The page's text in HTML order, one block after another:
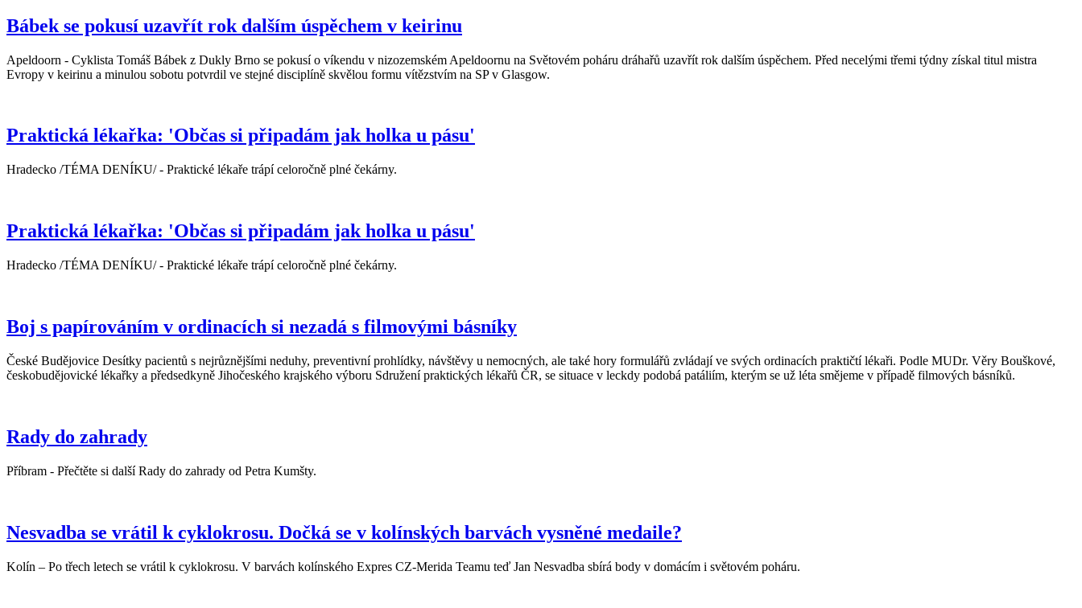
Bábek se pokusí uzavřít rok dalším úspěchem v keirinu
Apeldoorn - Cyklista Tomáš Bábek z Dukly Brno se pokusí o víkendu v nizozemském Apeldoornu na Světovém poháru dráhařů uzavřít rok dalším úspěchem. Před necelými třemi týdny získal titul mistra
Evropy v keirinu a minulou sobotu potvrdil ve stejné disciplíně skvělou formu vítězstvím na SP v Glasgow.
Praktická lékařka: 'Občas si připadám jak holka u pásu'
Hradecko /TÉMA DENÍKU/ - Praktické lékaře trápí celoročně plné čekárny.
Praktická lékařka: 'Občas si připadám jak holka u pásu'
Hradecko /TÉMA DENÍKU/ - Praktické lékaře trápí celoročně plné čekárny.
Boj s papírováním v ordinacích si nezadá s filmovými básníky
České Budějovice Desítky pacientů s nejrůznějšími neduhy, preventivní prohlídky, návštěvy u nemocných, ale také hory formulářů zvládají ve svých ordinacích praktičtí lékaři. Podle MUDr. Věry Bouškové,
českobudějovické lékařky a předsedkyně Jihočeského krajského výboru Sdružení praktických lékařů ČR, se situace v leckdy podobá patáliím, kterým se už léta smějeme v případě filmových básníků.
Rady do zahrady
Příbram - Přečtěte si další Rady do zahrady od Petra Kumšty.
Nesvadba se vrátil k cyklokrosu. Dočká se v kolínských barvách vysněné medaile?
Kolín – Po třech letech se vrátil k cyklokrosu. V barvách kolínského Expres CZ-Merida Teamu teď Jan Nesvadba sbírá body v domácím i světovém poháru.